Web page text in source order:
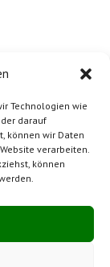
Technologien wie
darauf
können wir Daten
verarbeiten.
können